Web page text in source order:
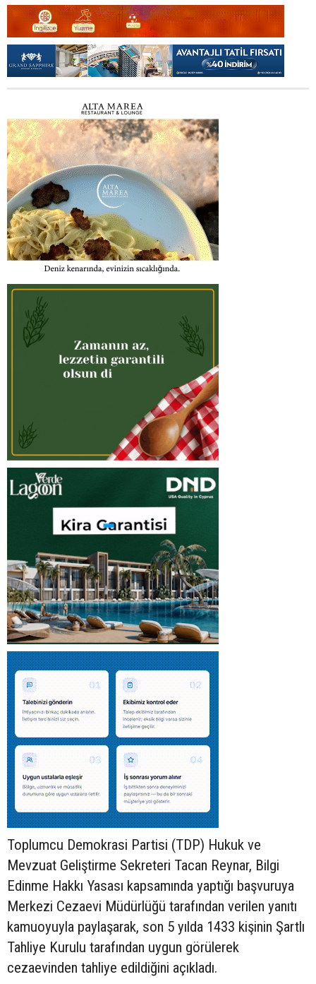
Toplumcu Demokrasi Partisi (TDP) Hukuk ve
Mevzuat Geliştirme Sekreteri Tacan Reynar, Bilgi
Edinme Hakkı Yasası kapsamında yaptığı başvuruya
Merkezi Cezaevi Müdürlüğü tarafından verilen yanıtı
kamuoyuyla paylaşarak, son 5 yılda 1433 kişinin Şartlı
Tahliye Kurulu tarafından uygun görülerek
cezaevinden tahliye edildiğini açıkladı.